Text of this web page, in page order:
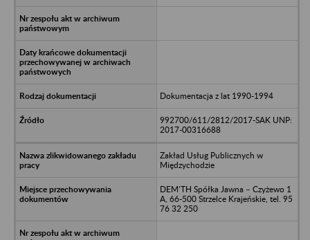
Dokumentacja z lat 1990-1994
992700/611/2812/2017-SAK UNP:
2017-00316688
Zakład Usług Publicznych w
Międzychodzie
DEM’TH Spółka Jawna – Czyżewo 1
A, 66-500 Strzelce Krajeńskie, tel. 95
76 32 250